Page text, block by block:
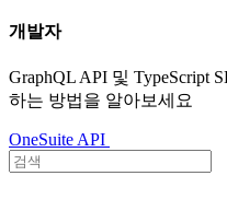
개발자
GraphQL API 및 TypeScript
하는 방법을 알아보세요
OneSuite API